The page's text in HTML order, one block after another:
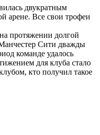
двукратным
арене. Все свои трофеи
протяжении долгой
Сити дважды
команде удалось
для клуба стало
кто получил такое